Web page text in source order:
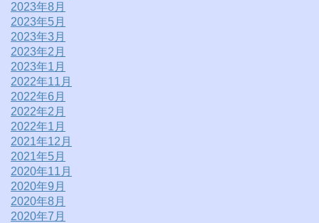
2023年8月
2023年5月
2023年3月
2023年2月
2023年1月
2022年11月
2022年6月
2022年2月
2022年1月
2021年12月
2021年5月
2020年11月
2020年9月
2020年8月
2020年7月